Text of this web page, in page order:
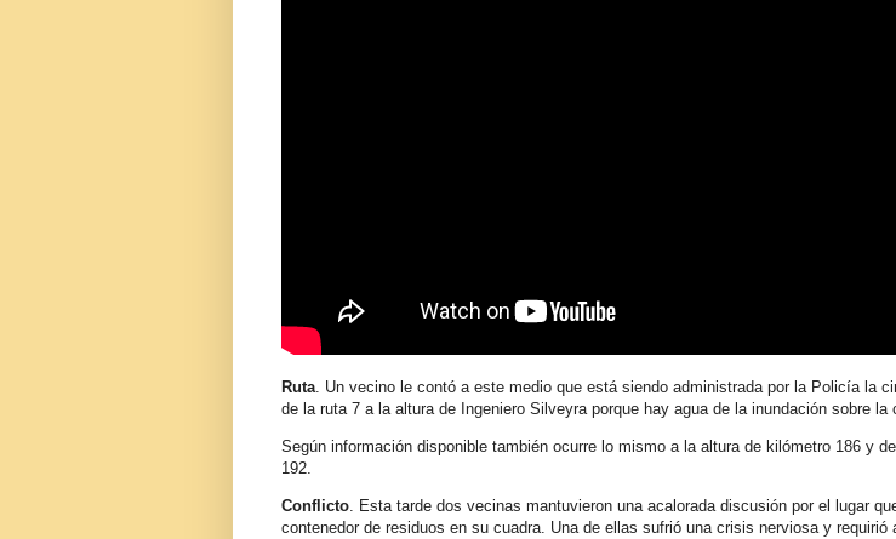
Ruta . Un vecino le contó a este medio que está siendo administrada por la Policía la
de la ruta 7 a la altura de Ingeniero Silveyra porque hay agua de la inundación sobre la
Según información disponible también ocurre lo mismo a la altura de kilómetro 186 y
192.
Conflicto. Esta tarde dos vecinas mantuvieron una acalorada discusión por el lugar
contenedor de residuos en su cuadra. Una de ellas sufrió una crisis nerviosa y requirió